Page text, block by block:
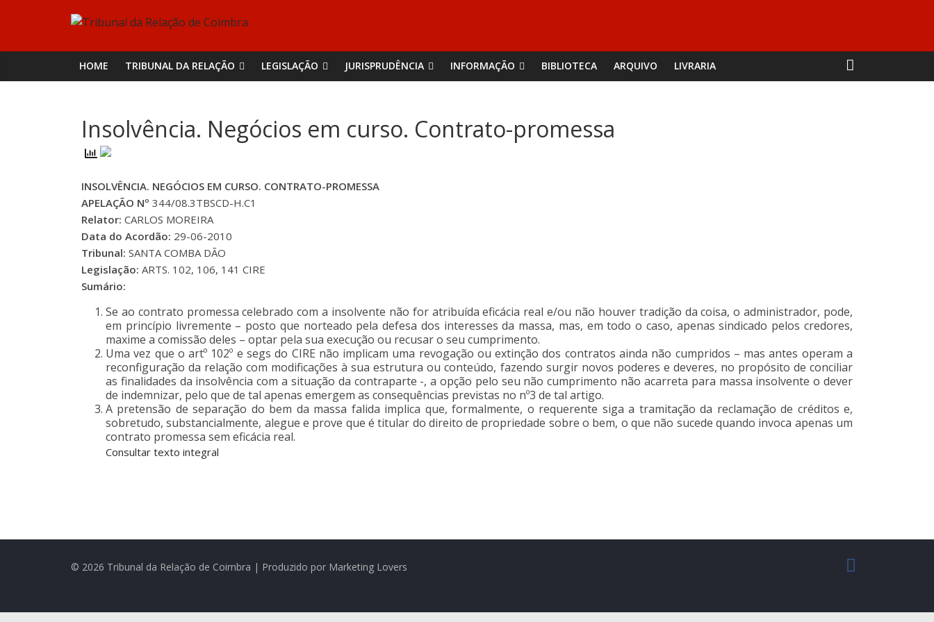
Tribunal
da
Relação
de
Coimbra
HOME TRIBUNAL DA RELAÇÃO LEGISLAÇÃO JURISPRUDÊNCIA INFORMAÇÃO BIBLIOTECA ARQUIVO LIVRARIA
Insolvência. Negócios em curso. Contrato-promessa
INSOLVÊNCIA. NEGÓCIOS EM CURSO. CONTRATO-PROMESSA
APELAÇÃO Nº 344/08.3TBSCD-H.C1
Relator: CARLOS MOREIRA
Data do Acordão: 29-06-2010
Tribunal: SANTA COMBA DÃO
Legislação: ARTS. 102, 106, 141 CIRE
Sumário:
Se ao contrato promessa celebrado com a insolvente não for atribuída eficácia real e/ou não houver tradição da coisa, o administrador, pode,
em princípio livremente – posto que norteado pela defesa dos interesses da massa, mas, em todo o caso, apenas sindicado pelos credores,
maxime a comissão deles – optar pela sua execução ou recusar o seu cumprimento.
Uma vez que o artº 102º e segs do CIRE não implicam uma revogação ou extinção dos contratos ainda não cumpridos – mas antes operam a
reconfiguração da relação com modificações à sua estrutura ou conteúdo, fazendo surgir novos poderes e deveres, no propósito de conciliar
as finalidades da insolvência com a situação da contraparte -, a opção pelo seu não cumprimento não acarreta para massa insolvente o dever
de indemnizar, pelo que de tal apenas emergem as consequências previstas no nº3 de tal artigo.
A pretensão de separação do bem da massa falida implica que, formalmente, o requerente siga a tramitação da reclamação de créditos e,
sobretudo, substancialmente, alegue e prove que é titular do direito de propriedade sobre o bem, o que não sucede quando invoca apenas um
contrato promessa sem eficácia real.
Consultar texto integral
© 2026 Tribunal da Relação de Coimbra | Produzido por Marketing Lovers